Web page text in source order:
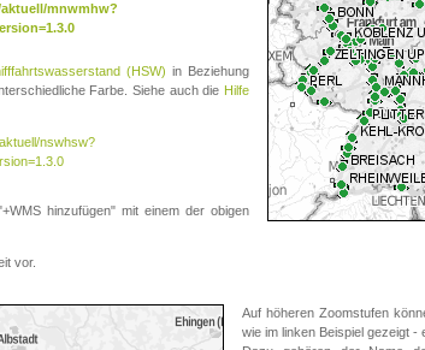
mnwmhw?
(HSW) in Beziehung
Farbe. Siehe auch die Hilfe
nswhsw?
hinzufügen" mit einem der obigen
vor.
Auf höheren Zoomstufen
wie im linken Beispiel gezeigt -